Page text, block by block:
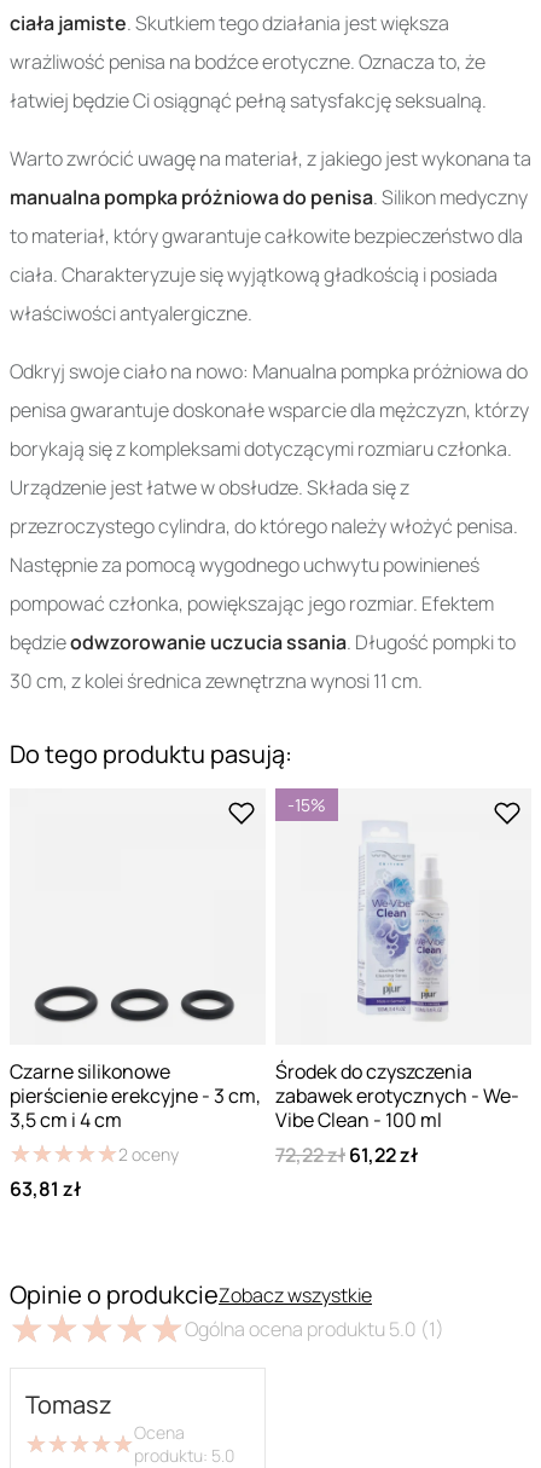
ciała jamiste. Skutkiem tego działania jest większa
wrażliwość penisa na bodźce erotyczne. Oznacza to, że
łatwiej będzie Ci osiągnąć pełną satysfakcję seksualną.
Warto zwrócić uwagę na materiał, z jakiego jest wykonana ta
manualna pompka próżniowa do penisa. Silikon medyczny
to materiał, który gwarantuje całkowite bezpieczeństwo dla
ciała. Charakteryzuje się wyjątkową gładkością i posiada
właściwości antyalergiczne.
Odkryj swoje ciało na nowo: Manualna pompka próżniowa do
penisa gwarantuje doskonałe wsparcie dla mężczyzn, którzy
borykają się z kompleksami dotyczącymi rozmiaru członka.
Urządzenie jest łatwe w obsłudze. Składa się z
przezroczystego cylindra, do którego należy włożyć penisa.
Następnie za pomocą wygodnego uchwytu powinieneś
pompować członka, powiększając jego rozmiar. Efektem
będzieodwzorowanie uczucia ssania. Długość pompki to
30 cm, z kolei średnica zewnętrzna wynosi 11 cm.
Do tego produktu pasują:
Czarne silikonowe
pierścienie erekcyjne - 3 cm,
3,5 cm i 4 cm
★★★★★
★★★★★2 oceny
63,81 zł
-15%
Środek do czyszczenia
zabawek erotycznych - We-
Vibe Clean - 100 ml
72,22 zł61,22 zł
Opinie o produkcieZobacz wszystkie
★★★★★
★★★★★Ogólna ocena produktu 5.0 (1)
Tomasz
★★★★★
★★★★★Ocena
produktu: 5.0